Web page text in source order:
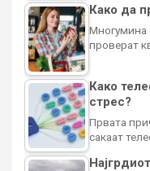
Како да
Многумина
проверат
Како
стрес?
Првата
сакаат